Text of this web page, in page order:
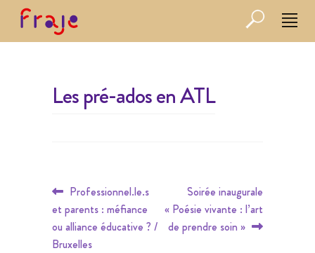
Les pré-ados en ATL
Navigation
de
l’article
Article
précédent :
Professionnel.le.s
et parents : méfiance
ou alliance éducative ? /
Bruxelles
Article
suivant :
Soirée inaugurale
« Poésie vivante : l’art
de prendre soin »